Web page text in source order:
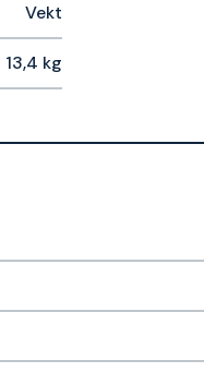
Vekt
13,4 kg